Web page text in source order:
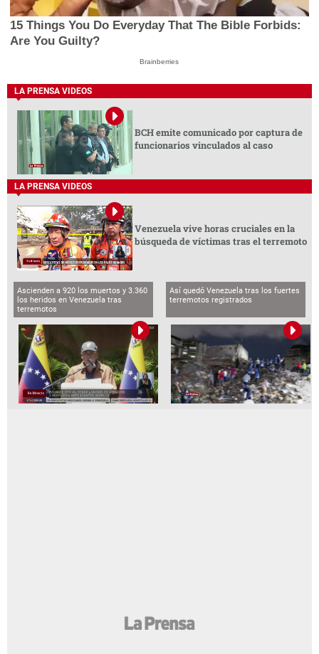
15 Things You Do Everyday That The Bible Forbids:
Are You Guilty?
Brainberries
LA PRENSA VIDEOS
BCH emite comunicado por captura de
funcionarios vinculados al caso
LA PRENSA VIDEOS
Venezuela vive horas cruciales en la
búsqueda de víctimas tras el terremoto
Ascienden a 920 los muertos y 3.360
los heridos en Venezuela tras
terremotos
Así quedó Venezuela tras los fuertes
terremotos registrados